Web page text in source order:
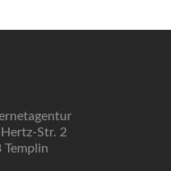
Str. 2
Templin